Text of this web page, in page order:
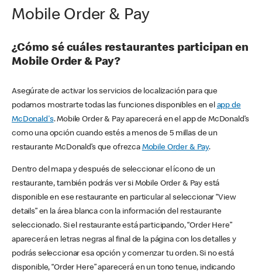
Mobile Order & Pay
¿Cómo sé cuáles restaurantes participan en
Mobile Order & Pay?
Asegúrate de activar los servicios de localización para que
podamos mostrarte todas las funciones disponibles en el app de
McDonald's. Mobile Order & Pay aparecerá en el app de McDonald’s
como una opción cuando estés a menos de 5 millas de un
restaurante McDonald’s que ofrezca Mobile Order & Pay.
Dentro del mapa y después de seleccionar el ícono de un
restaurante, también podrás ver si Mobile Order & Pay está
disponible en ese restaurante en particular al seleccionar “View
details” en la área blanca con la información del restaurante
seleccionado. Si el restaurante está participando, “Order Here”
aparecerá en letras negras al final de la página con los detalles y
podrás seleccionar esa opción y comenzar tu orden. Si no está
disponible, “Order Here” aparecerá en un tono tenue, indicando